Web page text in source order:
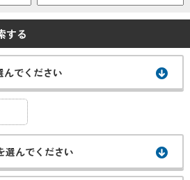
する
んでください
選んでください